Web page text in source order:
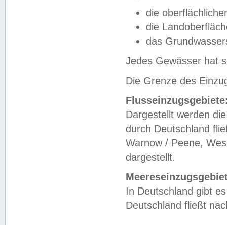
die
die
das
Jedes Gewässer hat
Die Grenze des
Dargestellt werden
durch Deutschland
Warnow / Peene,
dargestellt.
In Deutschland gibt
Deutschland fließt